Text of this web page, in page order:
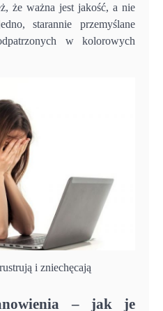
że ważna jest jakość, a nie
starannie przemyślane
w kolorowych
i zniechęcają
– jak je